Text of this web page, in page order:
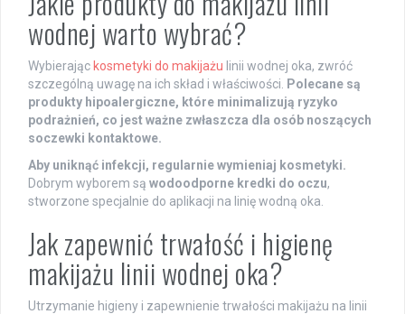
wodnej warto wybrać?
Wybierająckosmetyki do makijażu linii wodnej oka, zwróć
szczególną uwagę na ich skład i właściwości. Polecane są
produkty hipoalergiczne, które minimalizują ryzyko
podrażnień, co jest ważne zwłaszcza dla osób noszących
soczewki kontaktowe.
Aby uniknąć infekcji, regularnie wymieniaj kosmetyki.
Dobrym wyborem są wodoodporne kredki do oczu,
stworzone specjalnie do aplikacji na linię wodną oka.
Jak zapewnić trwałość i higienę
makijażu linii wodnej oka?
Utrzymanie higieny i zapewnienie trwałości makijażu na linii